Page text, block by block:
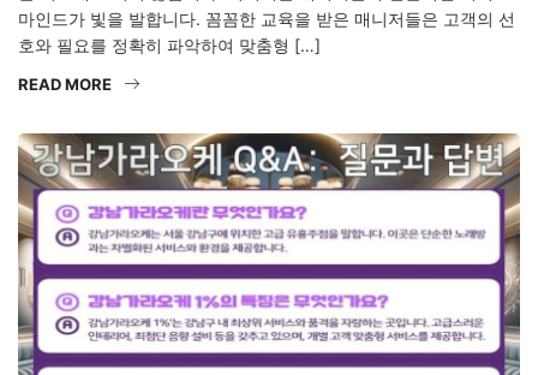
마인드가 빛을 발합니다. 꼼꼼한 교육을 받은 매니저들은 고객의 선
호와 필요를 정확히 파악하여 맞춤형 […]
READ MORE